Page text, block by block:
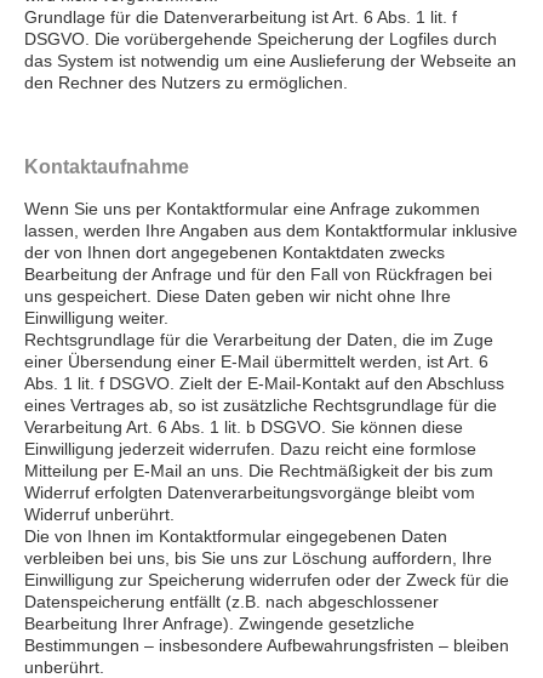
Grundlage für die Datenverarbeitung ist Art. 6 Abs. 1 lit. f
DSGVO. Die vorübergehende Speicherung der Logfiles durch
das System ist notwendig um eine Auslieferung der Webseite an
den Rechner des Nutzers zu ermöglichen.
Kontaktaufnahme
Wenn Sie uns per Kontaktformular eine Anfrage zukommen
lassen, werden Ihre Angaben aus dem Kontaktformular inklusive
der von Ihnen dort angegebenen Kontaktdaten zwecks
Bearbeitung der Anfrage und für den Fall von Rückfragen bei
uns gespeichert. Diese Daten geben wir nicht ohne Ihre
Einwilligung weiter.
Rechtsgrundlage für die Verarbeitung der Daten, die im Zuge
einer Übersendung einer E-Mail übermittelt werden, ist Art. 6
Abs. 1 lit. f DSGVO. Zielt der E-Mail-Kontakt auf den Abschluss
eines Vertrages ab, so ist zusätzliche Rechtsgrundlage für die
Verarbeitung Art. 6 Abs. 1 lit. b DSGVO. Sie können diese
Einwilligung jederzeit widerrufen. Dazu reicht eine formlose
Mitteilung per E-Mail an uns. Die Rechtmäßigkeit der bis zum
Widerruf erfolgten Datenverarbeitungsvorgänge bleibt vom
Widerruf unberührt.
Die von Ihnen im Kontaktformular eingegebenen Daten
verbleiben bei uns, bis Sie uns zur Löschung auffordern, Ihre
Einwilligung zur Speicherung widerrufen oder der Zweck für die
Datenspeicherung entfällt (z.B. nach abgeschlossener
Bearbeitung Ihrer Anfrage). Zwingende gesetzliche
Bestimmungen – insbesondere Aufbewahrungsfristen – bleiben
unberührt.